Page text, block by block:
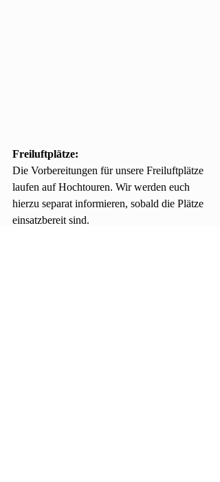
Freiluftplätze:
Die Vorbereitungen für unsere Freiluftplätze
laufen auf Hochtouren. Wir werden euch
hierzu separat informieren, sobald die Plätze
einsatzbereit sind.